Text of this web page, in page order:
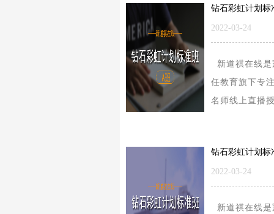
2022-03-24
新道祺在线是
任教育旗下专
名师线上直播
研公共课、考
2022-03-24
新道祺在线是